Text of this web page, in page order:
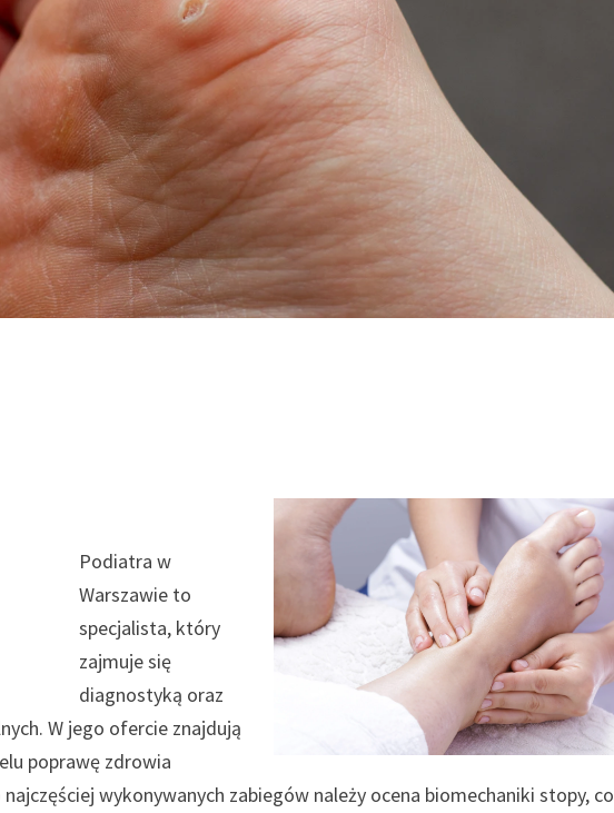
Podiatra w
Warszawie to
specjalista, który
zajmuje się
diagnostyką oraz
W jego ofercie znajdują
poprawę zdrowia
wykonywanych zabiegów należy ocena biomechaniki stopy, co